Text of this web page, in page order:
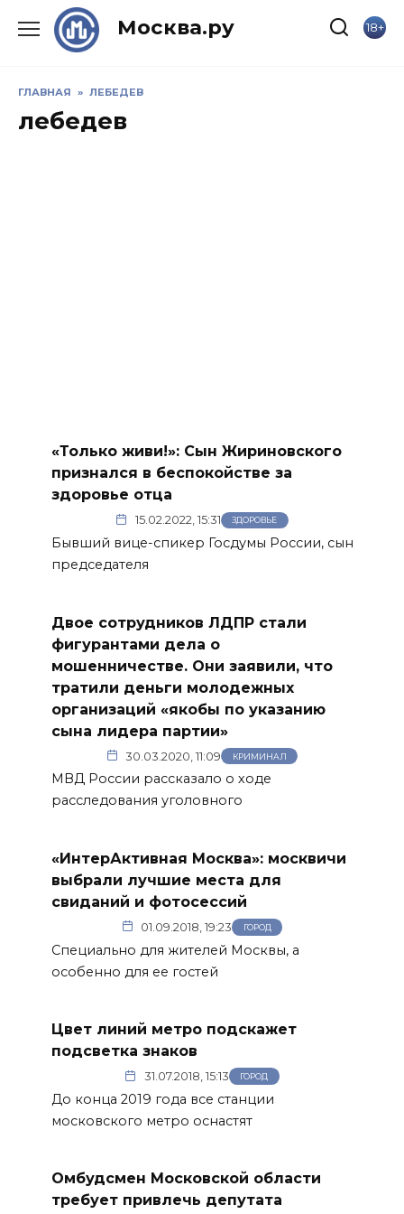
Москва.ру 18+
ГЛАВНАЯ » ЛЕБЕДЕВ
лебедев
«Только живи!»: Сын Жириновского
признался в беспокойстве за
здоровье отца
15.02.2022, 15:31 ЗДОРОВЬЕ
Бывший вице-спикер Госдумы России, сын
председателя
Двое сотрудников ЛДПР стали
фигурантами дела о
мошенничестве. Они заявили, что
тратили деньги молодежных
организаций «якобы по указанию
сына лидера партии»
30.03.2020, 11:09 КРИМИНАЛ
МВД России рассказало о ходе
расследования уголовного
«ИнтерАктивная Москва»: москвичи
выбрали лучшие места для
свиданий и фотосессий
01.09.2018, 19:23 ГОРОД
Специально для жителей Москвы, а
особенно для ее гостей
Цвет линий метро подскажет
подсветка знаков
31.07.2018, 15:13 ГОРОД
До конца 2019 года все станции
московского метро оснастят
Омбудсмен Московской области
требует привлечь депутата